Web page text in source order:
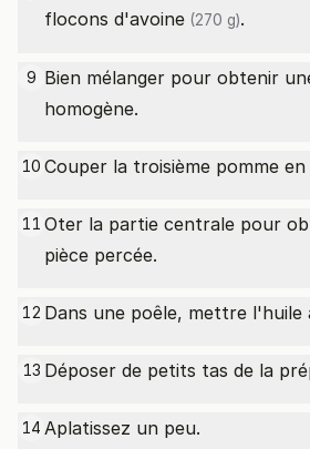
flocons d'avoine (270 g).
9 Bien mélanger pour obtenir
homogène.
10 Couper la troisième pomme en
11 Oter la partie centrale pour
pièce percée.
12 Dans une poêle, mettre l'huile
13 Déposer de petits tas de la
14 Aplatissez un peu.